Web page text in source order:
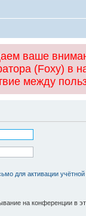
ваше
(Foxy) в
между
для активации учётной
на конференции в